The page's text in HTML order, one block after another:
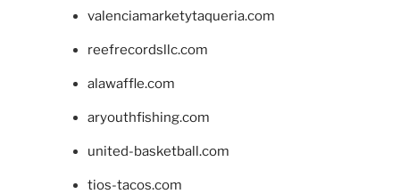
valenciamarketytaqueria.com
reefrecordsllc.com
alawaffle.com
aryouthfishing.com
united-basketball.com
tios-tacos.com